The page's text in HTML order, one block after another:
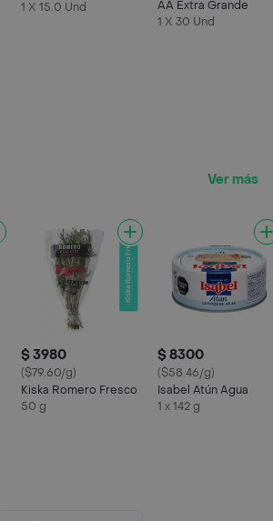
1 X 15.0 Und
AA Extra Grande
1 X 30 Und
Ver más
$ 3980
($79.60/g)
Kiska Romero Fresco
50 g
$ 8300
($58.46/g)
Isabel Atún Agua
1 x 142 g